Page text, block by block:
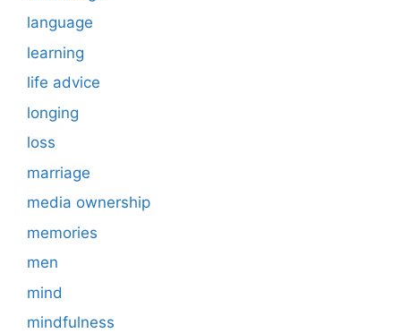
language
learning
life advice
longing
loss
marriage
media ownership
memories
men
mind
mindfulness